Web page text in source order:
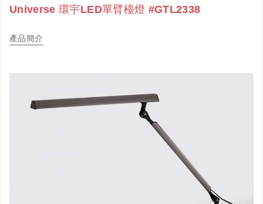
Universe 環宇LED單臂檯燈 #GTL2338
產品簡介